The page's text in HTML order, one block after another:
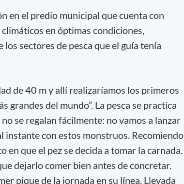
en el predio municipal que cuenta con
en óptimas condiciones,
sectores de pesca que el guía tenía
de 40 m y allí realizaríamos los primeros
grandes del mundo”. La pesca se practica
se regalan fácilmente: no vamos a lanzar
instante con estos monstruos. Recomiendo
en que el pez se decida a tomar la carnada.
dejarlo comer bien antes de concretar.
pique de la jornada en su línea. Llevada